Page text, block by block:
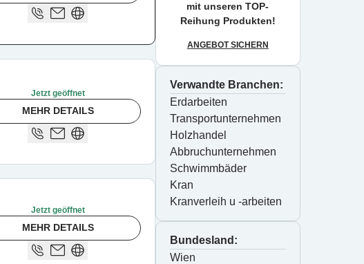
Jetzt geöffnet
MEHR DETAILS
Jetzt geöffnet
MEHR DETAILS
mit unseren TOP-
Reihung Produkten!
ANGEBOT SICHERN
Verwandte Branchen:
Erdarbeiten
Transportunternehmen
Holzhandel
Abbruchunternehmen
Schwimmbäder
Kran
Kranverleih u -arbeiten
Bundesland:
Wien